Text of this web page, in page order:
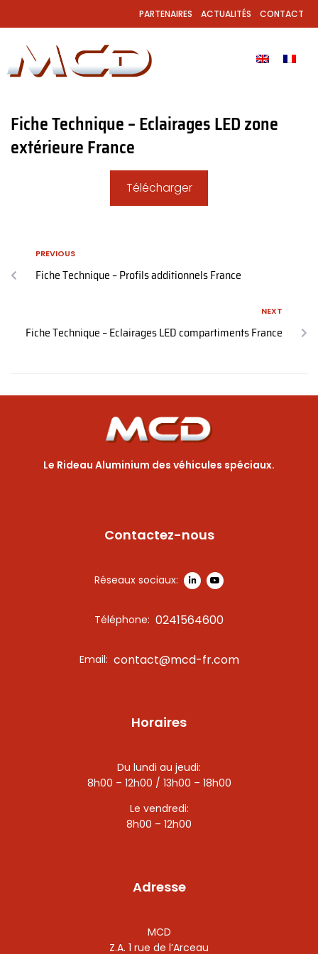
PARTENAIRES ACTUALITÉS CONTACT
Fiche Technique – Eclairages LED zone
extérieure France
Télécharger
PREVIOUS
Fiche Technique – Profils additionnels France
NEXT
Fiche Technique – Eclairages LED compartiments France
Le Rideau Aluminium des véhicules spéciaux.
Contactez-nous
Réseaux sociaux:
Téléphone: 0241564600
Email: contact@mcd-fr.com
Horaires
Du lundi au jeudi:
8h00 – 12h00 / 13h00 – 18h00
Le vendredi:
8h00 – 12h00
Adresse
MCD
Z.A. 1 rue de l’Arceau